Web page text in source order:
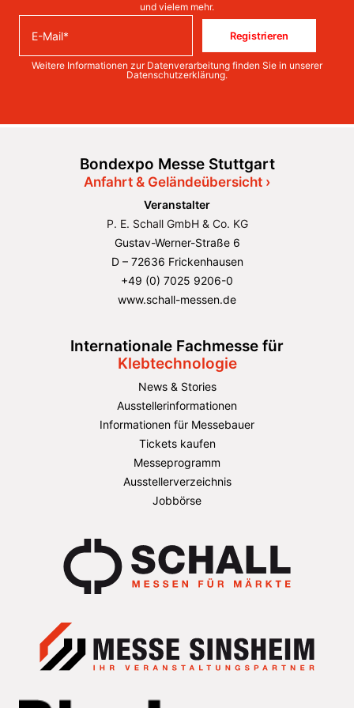
und vielem mehr.
Registrieren
Weitere Informationen zur Datenverarbeitung finden Sie in unserer
Datenschutzerklärung.
Bondexpo Messe Stuttgart
Anfahrt & Geländeübersicht ›
Veranstalter
P. E. Schall GmbH & Co. KG
Gustav-Werner-Straße 6
D – 72636 Frickenhausen
+49 (0) 7025 9206-0
www.schall-messen.de
Internationale Fachmesse für
Klebtechnologie
News & Stories
Ausstellerinformationen
Informationen für Messebauer
Tickets kaufen
Messeprogramm
Ausstellerverzeichnis
Jobbörse